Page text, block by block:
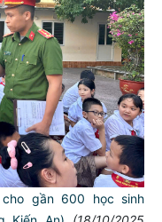
gần 600 học sinh